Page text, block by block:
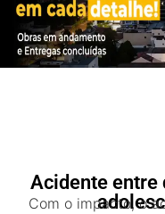
Acidente entre
Com o impacto, o